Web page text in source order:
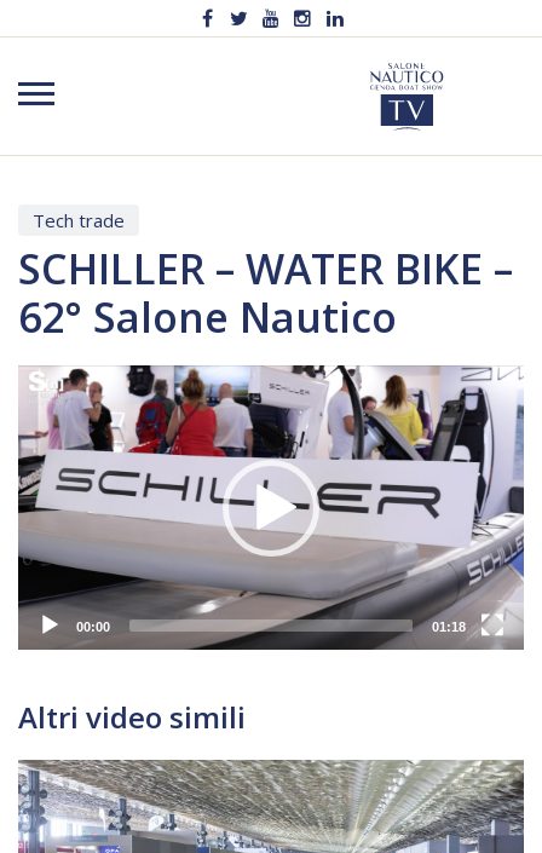
Tech trade
SCHILLER – WATER BIKE –
62° Salone Nautico
Video
Player
00:00 01:18
Altri video simili